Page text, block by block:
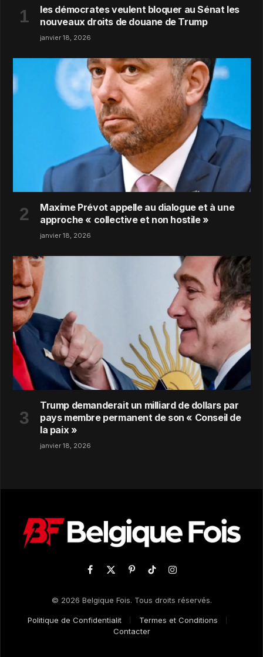
les démocrates veulent bloquer au Sénat les
nouveaux droits de douane de Trump
janvier 18, 2026
Maxime Prévot appelle au dialogue et à une
approche « collective et non hostile »
janvier 18, 2026
Trump demanderait un milliard de dollars par
pays membre permanent de son « Conseil de
la paix »
janvier 18, 2026
Facebook
X
PinterestTikTokInstagram
© 2026 Belgique Fois. Tous droits réservés.
Politique de Confidentialit
Termes et Conditions
Contacter